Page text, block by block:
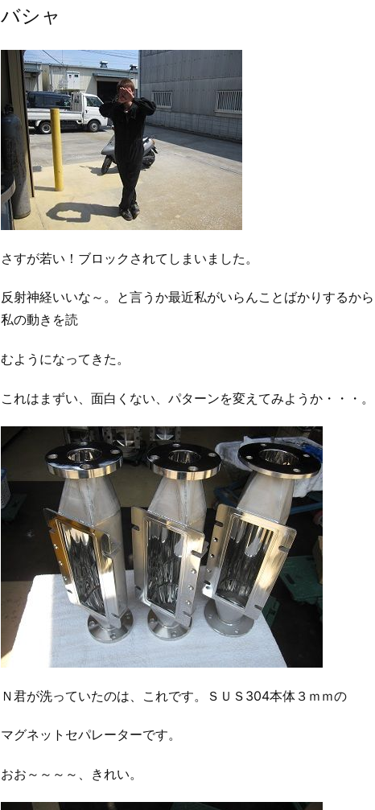
バシャ
さすが若い！ブロックされてしまいました。
反射神経いいな～。と言うか最近私がいらんことばかりするから
私の動きを読
むようになってきた。
これはまずい、面白くない、パターンを変えてみようか・・・。
Ｎ君が洗っていたのは、これです。ＳＵＳ304本体３ｍｍの
マグネットセパレーターです。
おお～～～～、きれい。